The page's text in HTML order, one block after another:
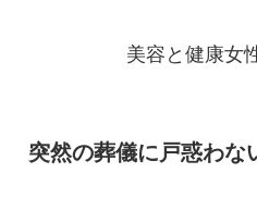
美容と健康女
突然の葬儀に戸惑わな